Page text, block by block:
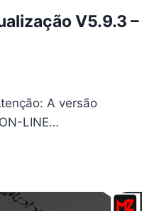
V5.9.3 –
A versão
LINE…